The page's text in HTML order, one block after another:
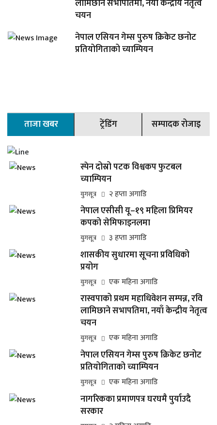
लामिछाने सभापतिमा, नयाँ केन्द्रीय नेतृत्व
चयन
नेपाल एसियन गेम्स पुरुष क्रिकेट छनोट
प्रतियोगिताको च्याम्पियन
ताजा खबर ट्रेंडिंग सम्पादक रोजाइ
स्पेन दोस्रो पटक विश्वकप फुटबल
च्याम्पियन
युगसूत्र २ हप्ता अगाडि
नेपाल एसीसी यू–१९ महिला प्रिमियर
कपको सेमिफाइनलमा
युगसूत्र ३ हप्ता अगाडि
शासकीय सुधारमा सूचना प्रविधिको
प्रयोग
युगसूत्र एक महिना अगाडि
रास्वपाको प्रथम महाधिवेशन सम्पन्न, रवि
लामिछाने सभापतिमा, नयाँ केन्द्रीय नेतृत्व
चयन
युगसूत्र एक महिना अगाडि
नेपाल एसियन गेम्स पुरुष क्रिकेट छनोट
प्रतियोगिताको च्याम्पियन
युगसूत्र एक महिना अगाडि
नागरिकका प्रमाणपत्र घरघमै पुर्याउदै
सरकार